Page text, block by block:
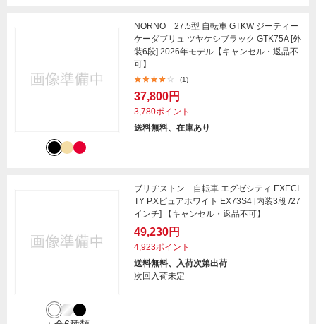
NORNO 27.5型 自転車 GTKW ジーティー
ケーダブリュ ツヤケシブラック GTK75A [外
装6段] 2026年モデル【キャンセル・返品不
可】
(1)
37,800円
3,780ポイント
送料無料、在庫あり
ブリヂストン 自転車 エグゼシティ EXECI
TY P.Xピュアホワイト EX73S4 [内装3段 /27
インチ] 【キャンセル・返品不可】
49,230円
4,923ポイント
送料無料、入荷次第出荷
次回入荷未定